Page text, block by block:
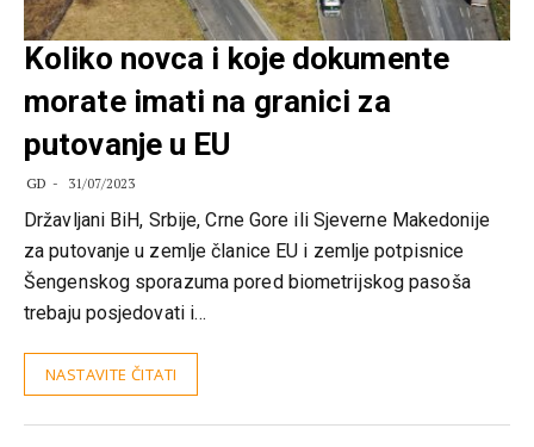
Koliko novca i koje dokumente
morate imati na granici za
putovanje u EU
GD 31/07/2023
Državljani BiH, Srbije, Crne Gore ili Sjeverne Makedonije
za putovanje u zemlje članice EU i zemlje potpisnice
Šengenskog sporazuma pored biometrijskog pasoša
trebaju posjedovati i…
NASTAVITE ČITATI